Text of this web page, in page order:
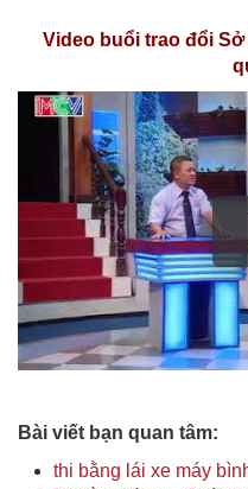
Video buổi trao đổi Sở
Bài viết bạn quan tâm:
thi bằng lái xe máy